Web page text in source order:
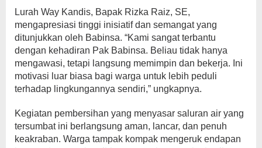
Lurah Way Kandis, Bapak Rizka Raiz, SE,
mengapresiasi tinggi inisiatif dan semangat yang
ditunjukkan oleh Babinsa. “Kami sangat terbantu
dengan kehadiran Pak Babinsa. Beliau tidak hanya
mengawasi, tetapi langsung memimpin dan bekerja. Ini
motivasi luar biasa bagi warga untuk lebih peduli
terhadap lingkungannya sendiri,” ungkapnya.
Kegiatan pembersihan yang menyasar saluran air yang
tersumbat ini berlangsung aman, lancar, dan penuh
keakraban. Warga tampak kompak mengeruk endapan